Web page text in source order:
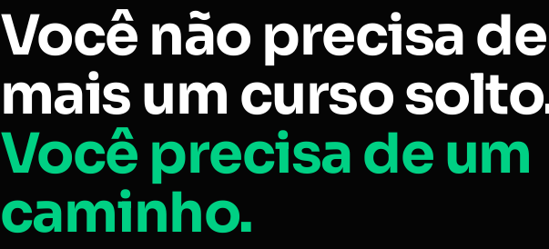
Você não precisa de
mais um curso
Você precisa de um
caminho.